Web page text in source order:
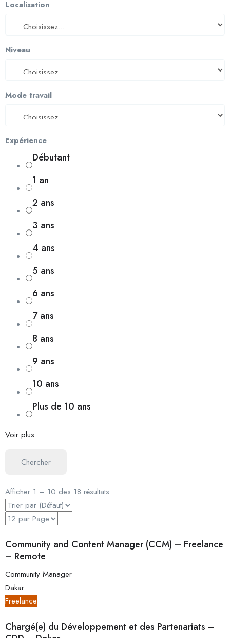
Localisation
Niveau
Mode travail
Expérience
Débutant
1 an
2 ans
3 ans
4 ans
5 ans
6 ans
7 ans
8 ans
9 ans
10 ans
Plus de 10 ans
Voir plus
Chercher
Afficher 1 – 10 des 18 résultats
Community and Content Manager (CCM) – Freelance
– Remote
Community Manager
Dakar
Freelance
Chargé(e) du Développement et des Partenariats –